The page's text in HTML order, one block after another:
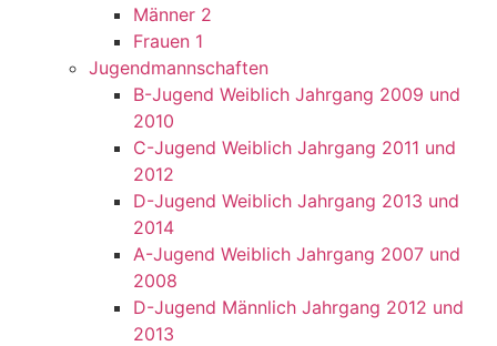
Männer 2
Frauen 1
Jugendmannschaften
B-Jugend Weiblich Jahrgang 2009 und
2010
C-Jugend Weiblich Jahrgang 2011 und
2012
D-Jugend Weiblich Jahrgang 2013 und
2014
A-Jugend Weiblich Jahrgang 2007 und
2008
D-Jugend Männlich Jahrgang 2012 und
2013